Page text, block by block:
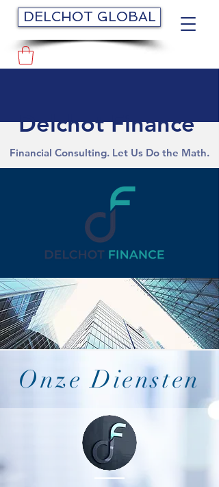
DELCHOT GLOBAL
Delchot Finance
Financial Consulting. Let Us Do the Math.
Onze Diensten